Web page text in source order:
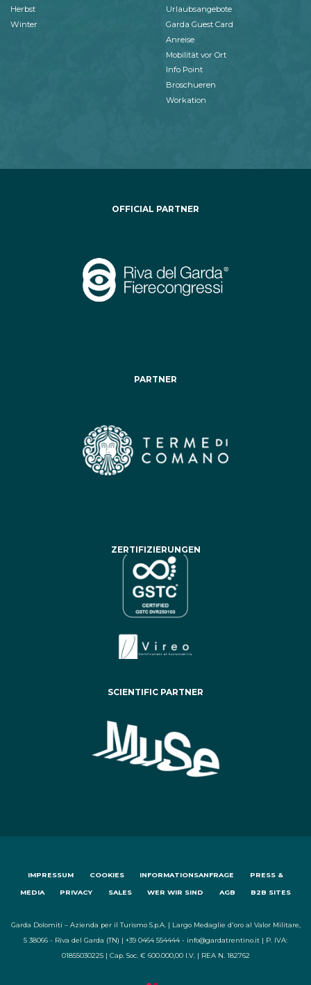
Herbst
Winter
Urlaubsangebote
Garda Guest Card
Anreise
Mobilität vor Ort
Info Point
Broschueren
Workation
OFFICIAL PARTNER
PARTNER
ZERTIFIZIERUNGEN
SCIENTIFIC PARTNER
IMPRESSUM COOKIES INFORMATIONSANFRAGE PRESS &
MEDIA PRIVACY SALES WER WIR SIND AGB B2B SITES
Garda Dolomiti – Azienda per il Turismo S.p.A. | Largo Medaglie d'oro al Valor Militare,
5 38066 - Riva del Garda (TN) | +39 0464 554444 - info@gardatrentino.it | P. IVA:
01855030225 | Cap. Soc. € 600.000,00 I.V. | REA N. 182762